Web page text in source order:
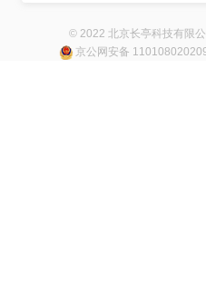
© 2022 北京长亭科技有限
京公网安备